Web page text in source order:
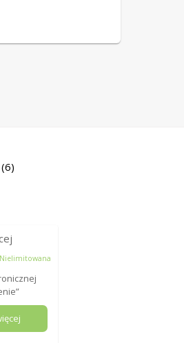
(6)
Nielimitowana